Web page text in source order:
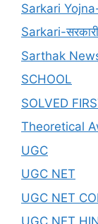
Sarkari Yojna-
Sarkari-सरकारी
Sarthak
SCHOOL
SOLVED
Theoretical
UGC
UGC NET
UGC NET
UGC NET